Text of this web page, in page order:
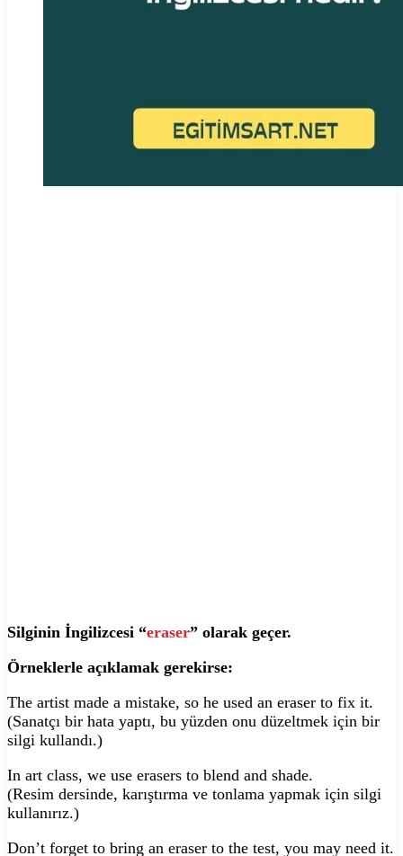
Silginin İngilizcesi “eraser” olarak geçer.
Örneklerle açıklamak gerekirse:
The artist made a mistake, so he used an eraser to fix it.
(Sanatçı bir hata yaptı, bu yüzden onu düzeltmek için bir
silgi kullandı.)
In art class, we use erasers to blend and shade.
(Resim dersinde, karıştırma ve tonlama yapmak için silgi
kullanırız.)
Don’t forget to bring an eraser to the test, you may need it.